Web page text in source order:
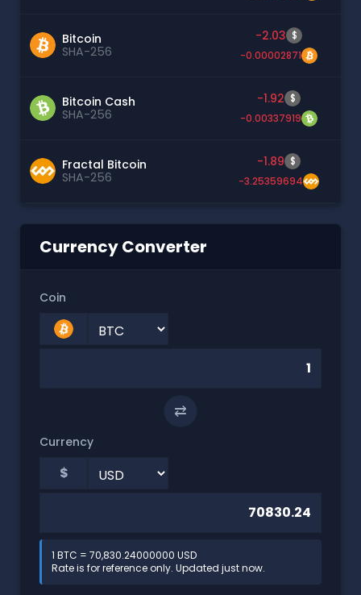
Bitcoin
SHA-256
-2.03 $
-0.00002871
Bitcoin Cash
SHA-256
-1.92 $
-0.00337919
Fractal Bitcoin
SHA-256
-1.89 $
-3.25359694
Currency Converter
Coin
⇄
Currency
$
1 BTC = 70,830.24000000 USD
Rate is for reference only. Updated just now.